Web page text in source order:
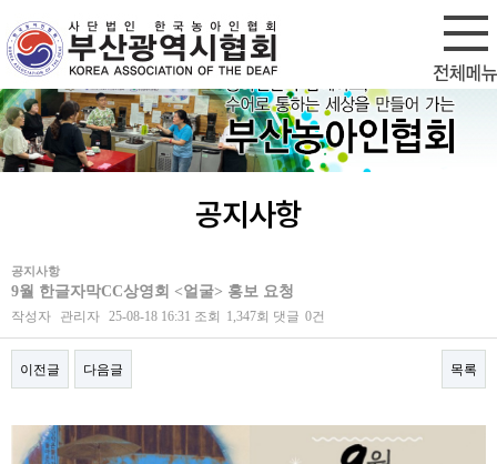
로그인
공지사항
공지사항
9월 한글자막CC상영회 <얼굴> 홍보 요청
작성자 관리자 25-08-18 16:31 조회 1,347회 댓글 0건
이전글 다음글 목록
본문